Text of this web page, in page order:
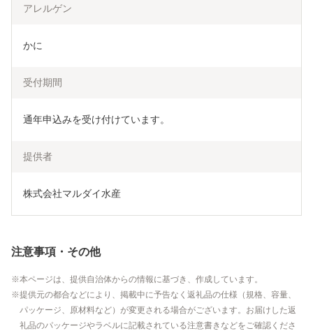
アレルゲン
かに
受付期間
通年申込みを受け付けています。
提供者
株式会社マルダイ水産
注意事項・その他
本ページは、提供自治体からの情報に基づき、作成しています。
提供元の都合などにより、掲載中に予告なく返礼品の仕様（規格、容量、
パッケージ、原材料など）が変更される場合がございます。お届けした返
礼品のパッケージやラベルに記載されている注意書きなどをご確認くださ